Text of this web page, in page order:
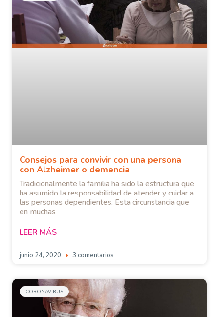
Consejos para convivir con una persona
con Alzheimer o demencia
Tradicionalmente la familia ha sido la estructura que
ha asumido la responsabilidad de atender y cuidar a
las personas dependientes. Esta circunstancia que
en muchas
LEER MÁS
junio 24, 2020 3 comentarios
CORONAVIRUS